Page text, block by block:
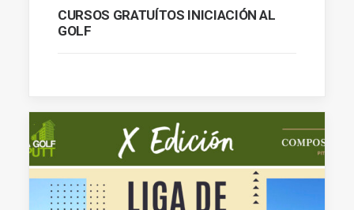
CURSOS GRATUÍTOS INICIACIÓN AL
GOLF